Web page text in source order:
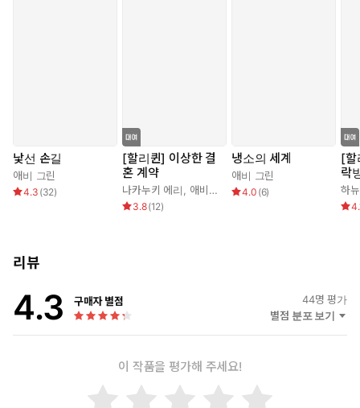
여자라 믿었기에 청혼했던 거요. 물론 내 착각이었지만.”
“완벽한….”
캣은 그를 쳐다보며 공허하게 말했다.
“그런데 난 완벽하지가 않아요, 자피르. 아주 거리가 멀죠
낯선 손길
애비 그린
4.3 (32)
[할리퀸] 이상한 결
혼 계약
나카누키 에리 애비 그린
3.8(12)
냉소의 세계
애비 그린
4.0 (6)
[할
락
하
리뷰
4.3 구매자 별점 44명 평가
별점 분포 보기
이 작품을 평가해 주세요!